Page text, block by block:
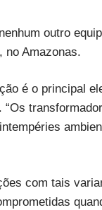
outro
no Amazonas.
é o principal
com tais